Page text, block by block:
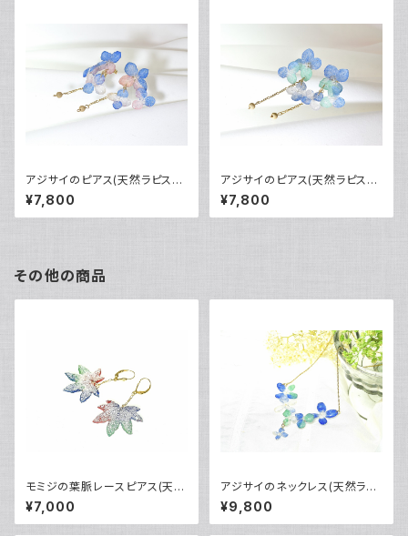
アジサイのピアス(天然ラピスラ
ズリ・桃色珊瑚)・14kgf《イヤリ
ングに交換可》
¥7,800
アジサイのピアス(天然ラピスラ
ズリ・マラカイト染)14kgf《イヤ
リング可》
¥7,800
その他の商品
モミジの葉脈レースピアス(天然
ラピスラズリ・３色染め)・14kgf
¥7,000
アジサイのネックレス(天然ラピ
スラズリ・マラカイト染)14kgf
¥9,800